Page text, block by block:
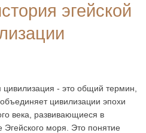
эгейской
цивилизация - это общий термин,
цивилизации эпохи
века, развивающиеся в
Эгейского моря. Это понятие